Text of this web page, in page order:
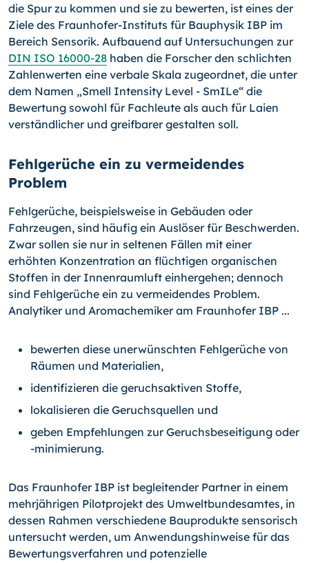
die Spur zu kommen und sie zu bewerten, ist eines der
Ziele des Fraunhofer-Insti­tuts für Bauphysik IBP im
Bereich Sensorik. Aufbauend auf Un­tersuchungen zur
DIN ISO 16000-28 haben die Forscher den schlichten
Zahlenwerten eine verbale Skala zugeordnet, die unter
dem Namen „Smell Intensity Level - SmILe“ die
Bewer­tung sowohl für Fachleute als auch für Laien
verständlicher und greifbarer gestalten soll.
Fehlgerüche ein zu vermeidendes
Problem
Fehlgerüche, beispielsweise in Gebäuden oder
Fahrzeugen, sind häufig ein Auslöser für Beschwerden.
Zwar sollen sie nur in seltenen Fällen mit einer
erhöhten Konzentration an flüchtigen organischen
Stoffen in der Innenraumluft einhergehen; dennoch
sind Fehlgerüche ein zu vermeidendes Problem.
Analytiker und Aromachemiker am Fraun­ho­fer IBP ...
bewerten diese unerwünschten Fehlgerüche von
Räumen und Materialien,
identifizieren die geruchsaktiven Stoffe,
lokalisieren die Geruchsquellen und
geben Empfehlungen zur Geruchsbeseitigung oder
-minimierung.
Das Fraunhofer IBP ist begleitender Partner in einem
mehrjährigen Pilotprojekt des Umweltbundesamtes, in
dessen Rahmen verschiedene Bauprodukte sensorisch
unter­sucht werden, um Anwendungshinweise für das
Bewertungsverfahren und potenzielle